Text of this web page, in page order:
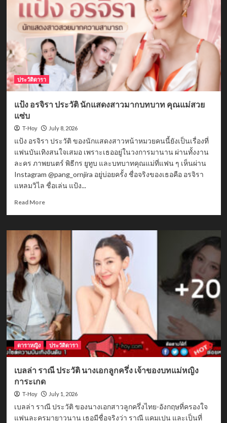
ล้าน
สาย
คอม
เม
ดี้
เจ้าของ
IG
icepreechaya
ประวัติดารา
แป้ง อรจิรา ประวัติ นักแสดงสาวมากบทบาท คุณแม่สวย
แซ่บ
T-Hoy July 8, 2026
แป้ง อรจิรา ประวัติ ของนักแสดงสาวหน้าหมวยคนนี้ยังเป็นเรื่องที่
แฟนบันเทิงสนใจเสมอ เพราะเธออยู่ในวงการมานาน ผ่านทั้งงาน
ละคร ภาพยนตร์ พิธีกร ยูทูบ และบทบาทคุณแม่ที่แฟน ๆ เห็นผ่าน
Instagram @pang_ornjira อยู่บ่อยครั้ง ชื่อจริงของเธอคือ อรจิรา
แหลมวิไล ชื่อเล่น แป้ง...
Read MoreRead
แป้ง
จิรา
ประวัติ
นัก
แสดง
มาก
บทบาท
คุณ
แม่
สวย
แซ่บ
ดาราหญิง ประวัติดารา
เบลล่า ราณี ประวัติ นางเอกลูกครึ่ง เจ้าของบทแม่หญิง
การะเกด
T-Hoy July 1, 2026
เบลล่า ราณี ประวัติ ของนางเอกสาวลูกครึ่งไทย-อังกฤษที่ครองใจ
แฟนละครมายาวนาน เธอมีชื่อจริงว่า ราณี แคมเปน และเป็นที่